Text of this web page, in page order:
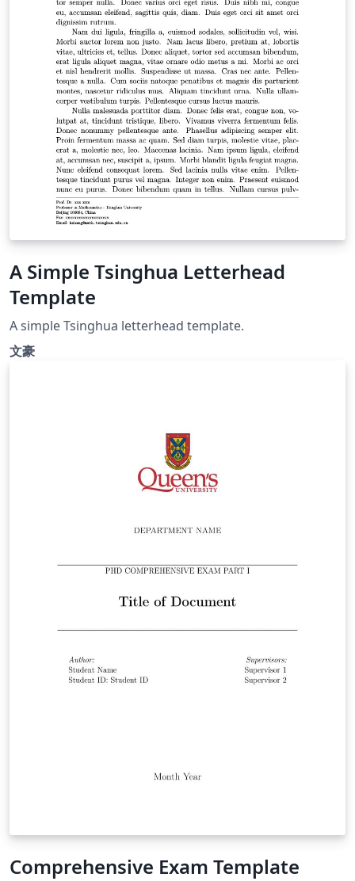
A Simple Tsinghua Letterhead
Template
A simple Tsinghua letterhead template.
文豪
Comprehensive Exam Template